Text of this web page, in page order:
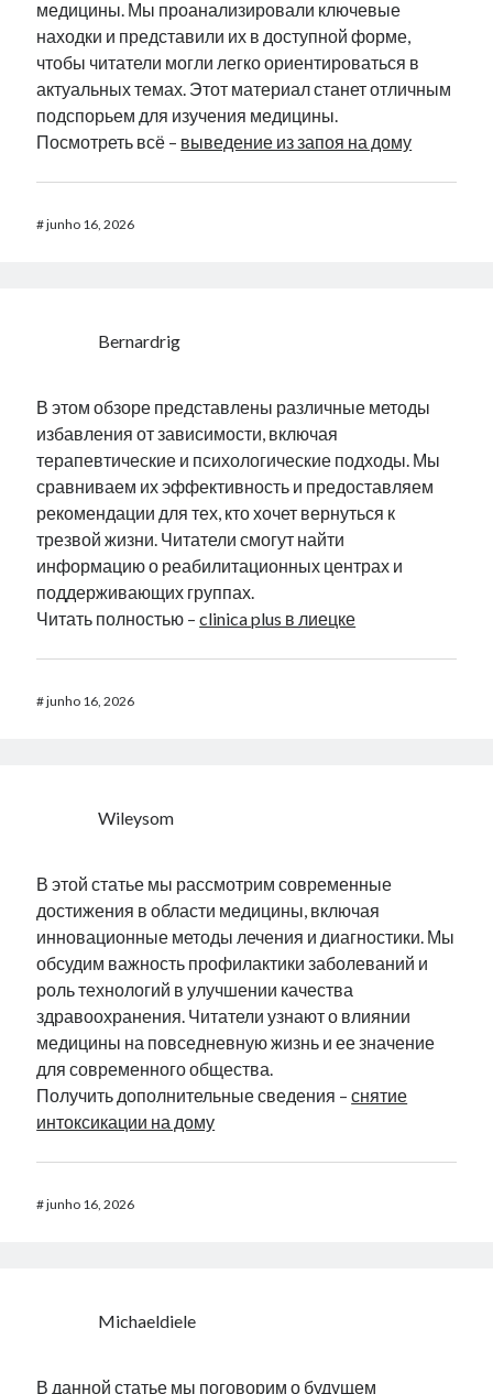
медицины. Мы проанализировали ключевые
находки и представили их в доступной форме,
чтобы читатели могли легко ориентироваться в
актуальных темах. Этот материал станет отличным
подспорьем для изучения медицины.
Посмотреть всё – выведение из запоя на дому
#junho 16, 2026
Bernardrig
В этом обзоре представлены различные методы
избавления от зависимости, включая
терапевтические и психологические подходы. Мы
сравниваем их эффективность и предоставляем
рекомендации для тех, кто хочет вернуться к
трезвой жизни. Читатели смогут найти
информацию о реабилитационных центрах и
поддерживающих группах.
Читать полностью –clinica plus в лиецке
#junho 16, 2026
Wileysom
В этой статье мы рассмотрим современные
достижения в области медицины, включая
инновационные методы лечения и диагностики. Мы
обсудим важность профилактики заболеваний и
роль технологий в улучшении качества
здравоохранения. Читатели узнают о влиянии
медицины на повседневную жизнь и ее значение
для современного общества.
Получить дополнительные сведения –снятие
интоксикации на дому
#junho 16, 2026
Michaeldiele
В данной статье мы поговорим о будущем